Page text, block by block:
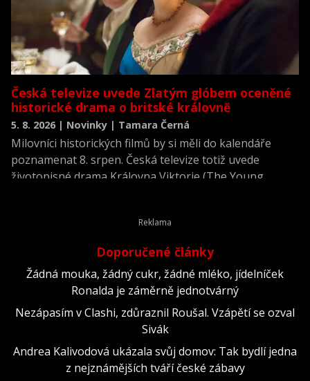
Česká televize uvede Zlatým glóbem oceněné
historické drama o britské královně
5. 8. 2026 | Novinky | Tamara Černá
Milovníci historických filmů by si měli do kalendáře
poznamenat 8. srpen. Česká televize totiž uvede
životopisné drama Královna Viktorie (The Young
Doporučené články
Žádná mouka, žádný cukr, žádné mléko, jídelníček
Ronalda je záměrně jednotvárný
Nezápasím v Clashi, zdůraznil Roušal. Vzápětí se ozval
Sivák
Andrea Kalivodová ukázala svůj domov: Tak bydlí jedna
z nejznámějších tváří české zábavy